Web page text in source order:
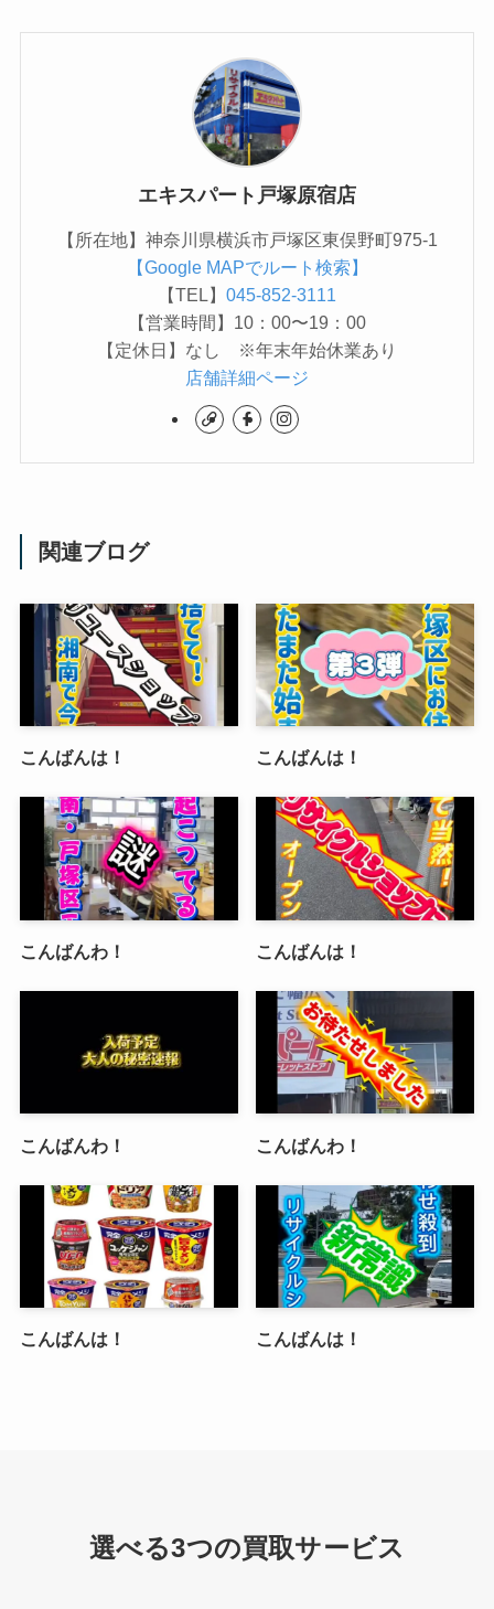
エキスパート戸塚原宿店
【所在地】神奈川県横浜市戸塚区東俣野町975-1
【Google MAPでルート検索】
【TEL】 045-852-3111
【営業時間】10：00〜19：00
【定休日】なし ※年末年始休業あり
店舗詳細ページ
関連ブログ
こんばんは！ こんばんは！
こんばんわ！ こんばんは！
こんばんわ！ こんばんわ！
こんばんは！ こんばんは！
選べる3つの買取サービス